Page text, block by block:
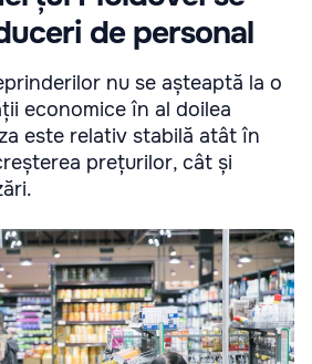
de personal
nu se așteaptă la o
economice în al doilea
este relativ stabilă atât în
prețurilor, cât și